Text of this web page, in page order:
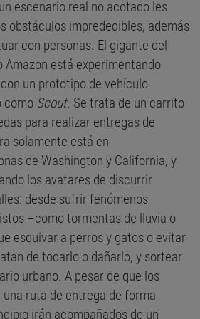
escenario real no acotado les
obstáculos impredecibles, además
con personas. El gigante del
está experimentando
un prototipo de vehículo
como Scout. Se trata de un carrito
para realizar entregas de
solamente está en
de Washington y California, y
los avatares de discurrir
desde sufrir fenómenos
–como tormentas de lluvia o
esquivar a perros y gatos o evitar
de tocarlo o dañarlo, y sortear
urbano. A pesar de que los
ruta de entrega de forma
irán acompañados de un